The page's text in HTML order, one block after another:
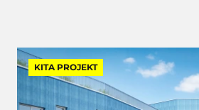
KITA PROJEKT